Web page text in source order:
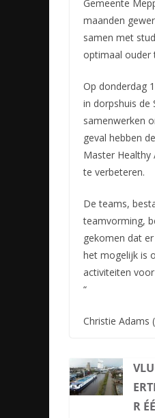
Gemeente
maanden
samen met
optimaal ouder
Op donderdag
in dorpshuis de
samenwerken
geval hebben
Master Healthy
te verbeteren.
De teams,
teamvorming,
gekomen dat
het mogelijk is
activiteiten
“
Christie Adams
R